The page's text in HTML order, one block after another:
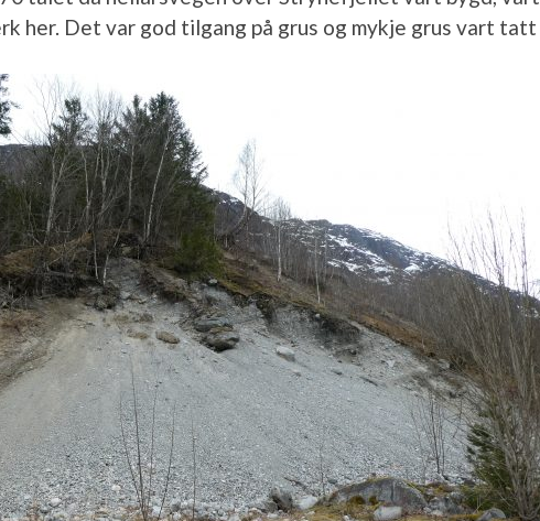
her. Det var god tilgang på grus og mykje grus vart tatt